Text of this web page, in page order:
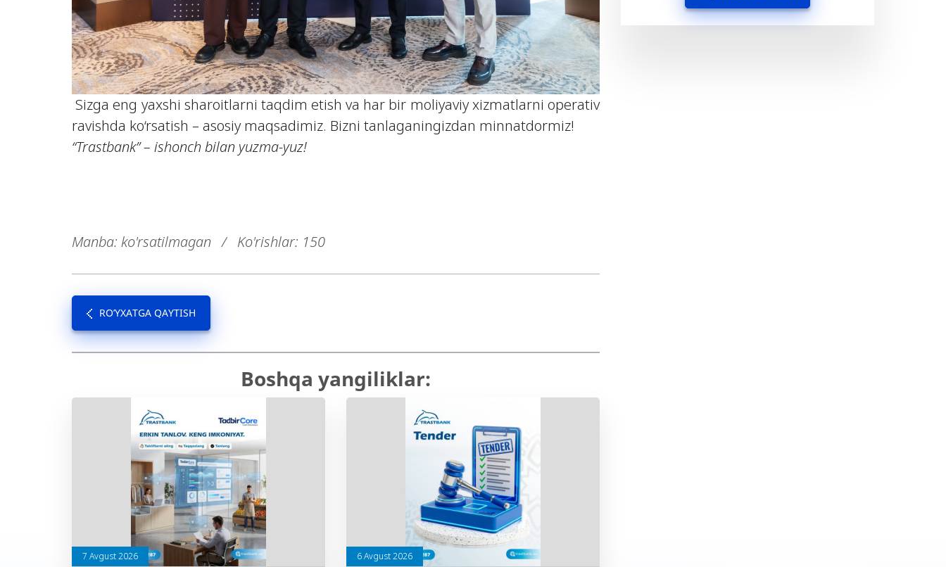
Sizga eng yaxshi sharoitlarni taqdim etish va har bir moliyaviy xizmatlarni operativ
ravishda ko‘rsatish – asosiy maqsadimiz. Bizni tanlaganingizdan minnatdormiz!
“Trastbank” – ishonch bilan yuzma-yuz!
Manba: ko'rsatilmagan / Ko'rishlar: 150
RO’YXATGA QAYTISH
Boshqa yangiliklar:
7 Avgust 2026 6 Avgust 2026